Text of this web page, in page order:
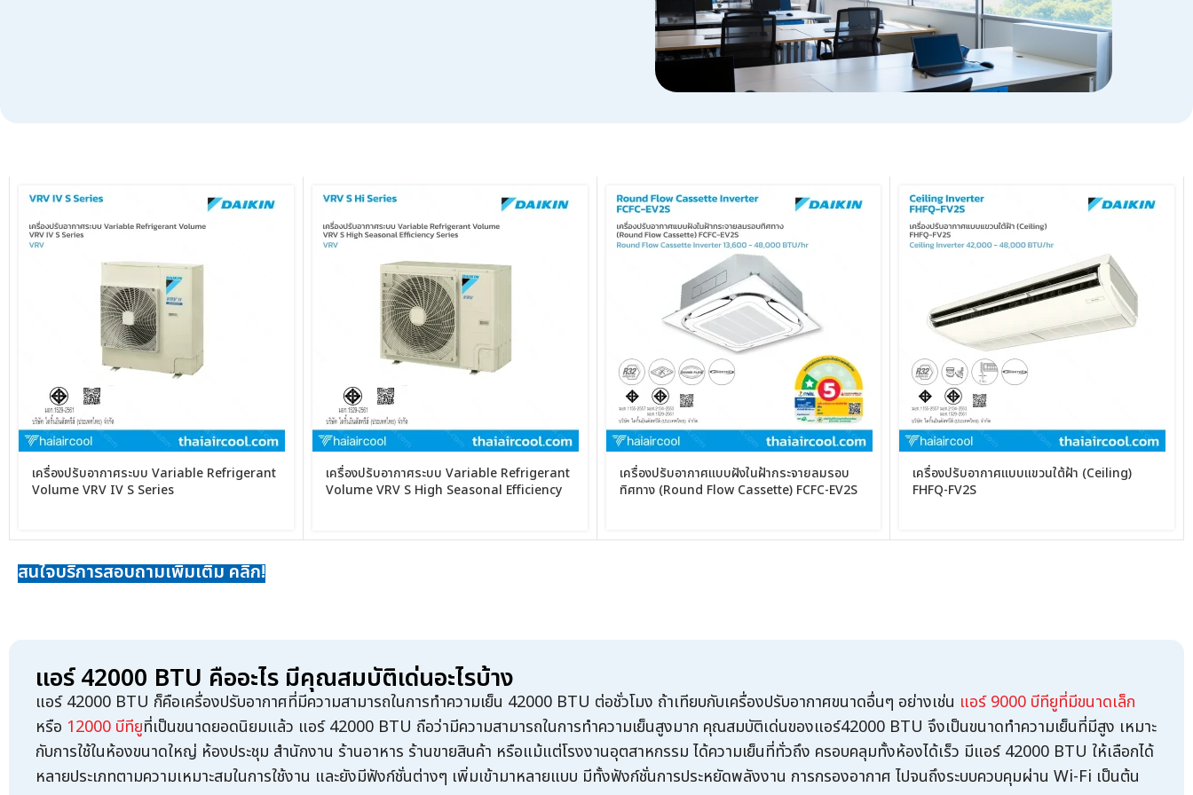
เครื่องปรับอากาศระบบ Variable Refrigerant
Volume VRV IV S Series
เครื่องปรับอากาศระบบ Variable Refrigerant
Volume VRV S High Seasonal Efficiency
เครื่องปรับอากาศแบบฝังในฝ้ากระจายลมรอบ
ทิศทาง (Round Flow Cassette) FCFC-EV2S
เครื่องปรับอากาศแบบแขวนใต้ฝ้า (Ceiling)
FHFQ-FV2S
สนใจบริการสอบถามเพิ่มเติม คลิก!
แอร์ 42000 BTU คืออะไร มีคุณสมบัติเด่นอะไรบ้าง
แอร์ 42000 BTU ก็คือเครื่องปรับอากาศที่มีความสามารถในการทำความเย็น 42000 BTU ต่อชั่วโมง ถ้าเทียบกับเครื่องปรับอากาศขนาดอื่นๆ อย่างเช่น แอร์ 9000 บีทียูที่มีขนาดเล็ก
หรือ 12000 บีทียูที่เป็นขนาดยอดนิยมแล้ว แอร์ 42000 BTU ถือว่ามีความสามารถในการทำความเย็นสูงมาก คุณสมบัติเด่นของแอร์42000 BTU จึงเป็นขนาดทำความเย็นที่มีสูง เหมาะ
กับการใช้ในห้องขนาดใหญ่ ห้องประชุม สำนักงาน ร้านอาหาร ร้านขายสินค้า หรือแม้แต่โรงงานอุตสาหกรรม ได้ความเย็นที่ทั่วถึง ครอบคลุมทั้งห้องได้เร็ว มีแอร์ 42000 BTU ให้เลือกได้
หลายประเภทตามความเหมาะสมในการใช้งาน และยังมีฟังก์ชั่นต่างๆ เพิ่มเข้ามาหลายแบบ มีทั้งฟังก์ชั่นการประหยัดพลังงาน การกรองอากาศ ไปจนถึงระบบควบคุมผ่าน Wi-Fi เป็นต้น